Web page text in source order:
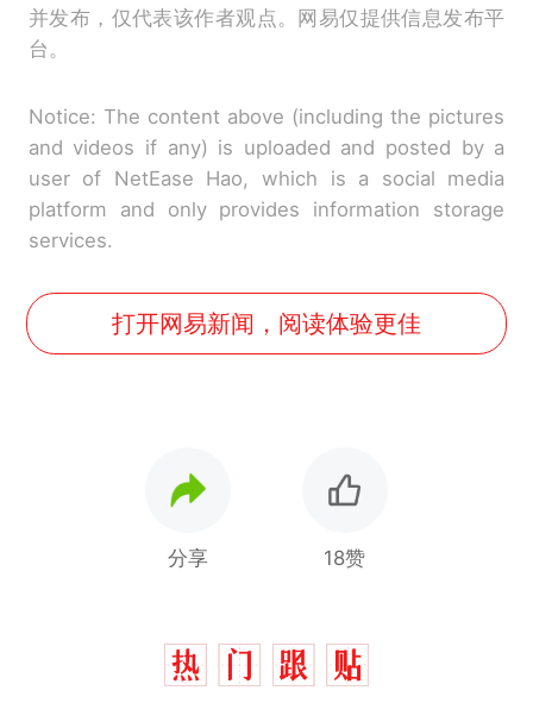
并发布，仅代表该作者观点。网易仅提供信息发布平
台。
Notice: The content above (including the pictures
and videos if any) is uploaded and posted by a
user of NetEase Hao, which is a social media
platform and only provides information storage
services.
打开网易新闻，阅读体验更佳
分享 18赞